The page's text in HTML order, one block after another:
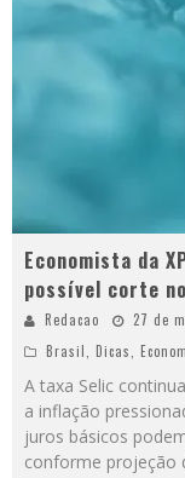
Economista da
possível corte
Redacao
27 de
Brasil, Dicas,
A taxa Selic
a inflação
juros básicos
conforme projeção